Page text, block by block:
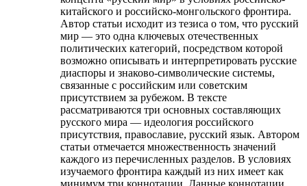
китайского и российско-монгольского фронтира.
Автор статьи исходит из тезиса о том, что русский
мир — это одна ключевых отечественных
политических категорий, посредством которой
возможно описывать и интерпретировать русские
диаспоры и знаково-символические системы,
связанные с российским или советским
присутствием за рубежом. В тексте
рассматриваются три основных составляющих
русского мира — идеология российского
присутствия, православие, русский язык. Автором
статьи отмечается множественность значений
каждого из перечисленных разделов. В условиях
изучаемого фронтира каждый из них имеет как
минимум три коннотации. Данные коннотации